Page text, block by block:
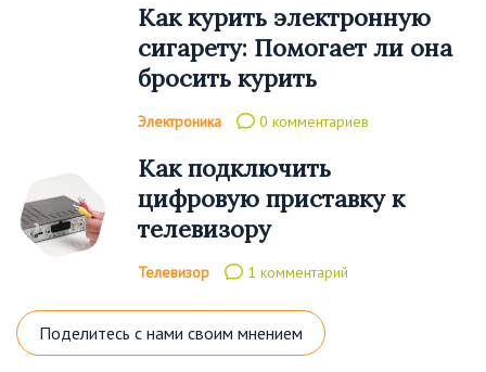
Как курить электронную
сигарету: Помогает ли она
бросить курить
Электроника 0 комментариев
Как подключить
цифровую приставку к
телевизору
Телевизор 1 комментарий
Поделитесь с нами своим мнением